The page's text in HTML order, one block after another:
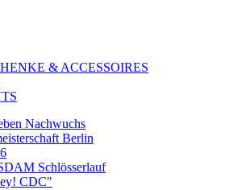
& ACCESSOIRES
Nachwuchs
Berlin
Schlösserlauf
CDC"